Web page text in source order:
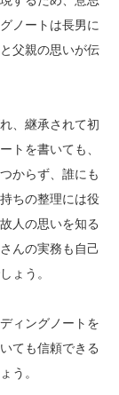
ノートは長男に
父親の思いが伝
、継承されて初
トを書いても、
からず、誰にも
ちの整理には役
人の思いを知る
んの実務も自己
ょう。
ィングノートを
ても信頼できる
う。